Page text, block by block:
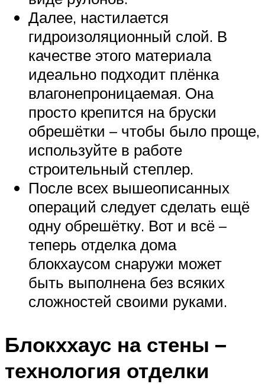
Далее, настилается
гидроизоляционный слой. В
качестве этого материала
идеально подходит плёнка
влагонепроницаемая. Она
просто крепится на бруски
обрешётки – чтобы было проще,
используйте в работе
строительный степлер.
После всех вышеописанных
операций следует сделать ещё
одну обрешётку. Вот и всё –
теперь отделка дома
блокхаусом снаружи может
быть выполнена без всяких
сложностей своими руками.
Блокххаус на стены –
технология отделки